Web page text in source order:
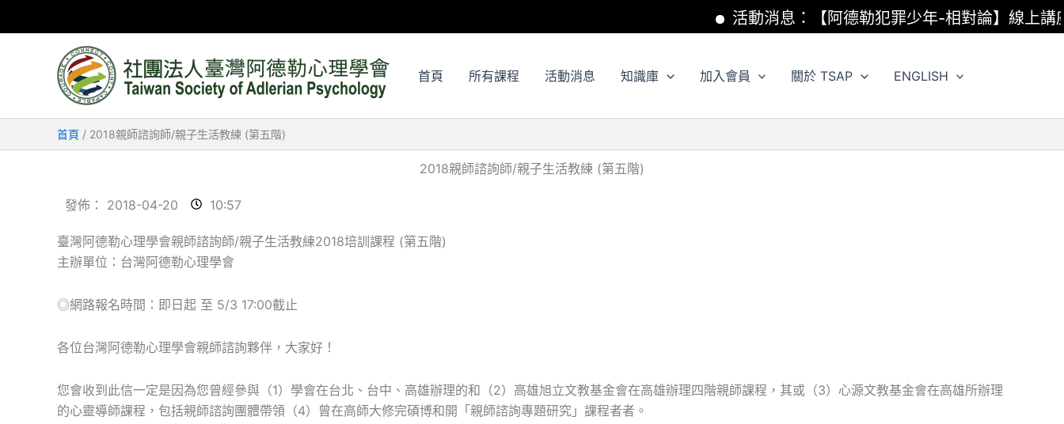
活動消息：【阿德勒犯罪少年-相對論】線上講座
至
首頁 所有課程 活動消息 知識庫 加入會員 關於 TSAP ENGLISH
首頁 2018親師諮詢師/親子生活教練 (第五階)
2018親師諮詢師/親子生活教練 (第五階)
發佈： 2018-04-20 10:57
臺灣阿德勒心理學會親師諮詢師/親子生活教練2018培訓課程 (第五階)
主辦單位：台灣阿德勒心理學會
◎網路報名時間：即日起 至 5/3 17:00截止
各位台灣阿德勒心理學會親師諮詢夥伴，大家好！
您會收到此信一定是因為您曾經參與（1）學會在台北、台中、高雄辦理的和（2）高雄旭立文教基金會在高雄辦理四階親師課程，其或（3）心源文教基金會在高雄所辦理
的心靈導師課程，包括親師諮詢團體帶領（4）曾在高師大修完碩博和開「親師諮詢專題研究」課程者者。